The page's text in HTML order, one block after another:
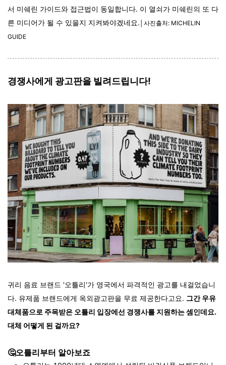
서 미쉐린 가이드와 접근법이 동일합니다. 이 열쇠가 미쉐린의 또 다
른 미디어가 될 수 있을지 지켜봐야겠네요. │사진출처: MICHELIN
GUIDE
경쟁사에게 광고판을 빌려드립니다!
귀리 음료 브랜드 '오틀리'가 영국에서 파격적인 광고를 내걸었습니
다. 유제품 브랜드에게 옥외광고판을 무료 제공한다고요. 그간 우유
대체품으로 주목받은 오틀리 입장에선 경쟁사를 지원하는 셈인데요.
대체 어떻게 된 걸까요?
🤔오틀리부터 알아보죠